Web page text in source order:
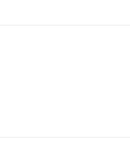
не увеличился
незначительный рост
«Всемирный ежегодник обуви